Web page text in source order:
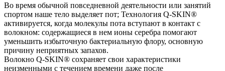
Во время обычной повседневной деятельности или занятий
спортом наше тело выделяет пот; Технология Q-SKIN®
активируется, когда молекулы пота вступают в контакт с
волокном: содержащиеся в нем ионы серебра помогают
уменьшить избыточную бактериальную флору, основную
причину неприятных запахов.
Волокно Q-SKIN® сохраняет свои характеристики
неизменными с течением времени даже после